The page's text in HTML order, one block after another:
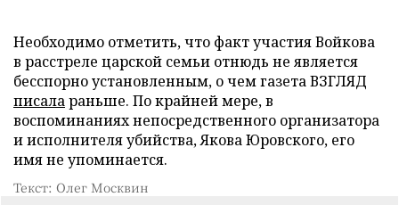
Необходимо отметить, что факт участия Войкова
в расстреле царской семьи отнюдь не является
бесспорно установленным, о чем газета ВЗГЛЯД
писалараньше. По крайней мере, в
воспоминаниях непосредственного организатора
и исполнителя убийства, Якова Юровского, его
имя не упоминается.
Текст: Олег Москвин